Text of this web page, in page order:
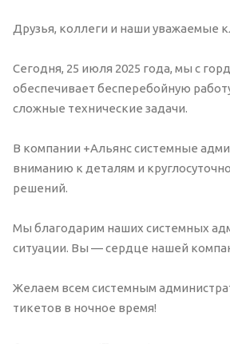
Друзья, коллеги и наши уважаемые
Сегодня, 25 июля 2025 года, мы с
обеспечивает бесперебойную
сложные технические задачи.
В компании +Альянс системные
вниманию к деталям и
решений.
Мы благодарим наших системных
ситуации. Вы — сердце нашей
Желаем всем системным
тикетов в ночное время!